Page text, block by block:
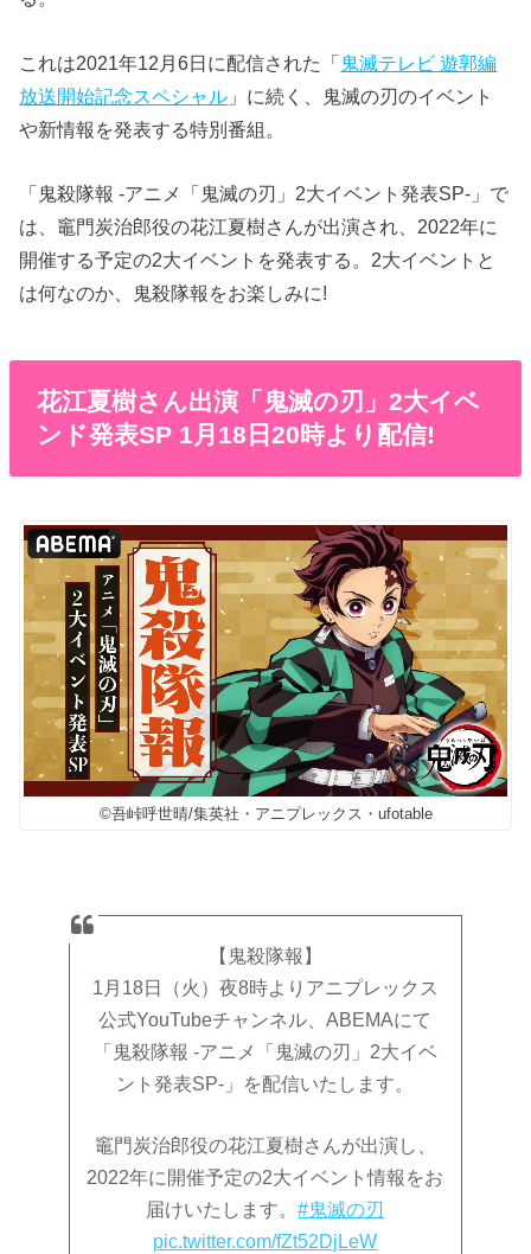
これは2021年12月6日に配信された「鬼滅テレビ 遊郭編
放送開始記念スペシャル 」に続く、鬼滅の刃のイベント
や新情報を発表する特別番組。
「鬼殺隊報 -アニメ「鬼滅の刃」2大イベント発表SP-」で
は、竈門炭治郎役の花江夏樹さんが出演され、2022年に
開催する予定の2大イベントを発表する。2大イベントと
は何なのか、鬼殺隊報をお楽しみに!
花江夏樹さん出演「鬼滅の刃」2大イベ
ンド発表SP 1月18日20時より配信!
©吾峠呼世晴/集英社・アニプレックス・ufotable
【鬼殺隊報】
1月18日（火）夜8時よりアニプレックス
公式YouTubeチャンネル、ABEMAにて
「鬼殺隊報 -アニメ「鬼滅の刃」2大イベ
ント発表SP-」を配信いたします。
竈門炭治郎役の花江夏樹さんが出演し、
2022年に開催予定の2大イベント情報をお
届けいたします。#鬼滅の刃
pic.twitter.com/fZt52DjLeW